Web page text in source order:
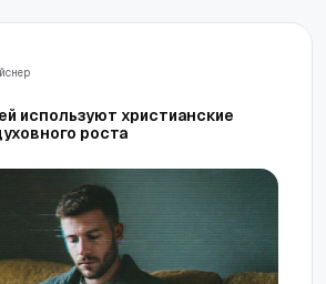
используют христианские
роста